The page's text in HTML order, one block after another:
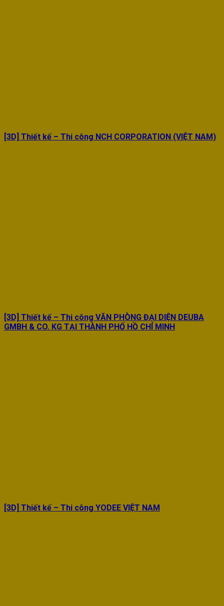
[3D] Thiết kế – Thi công NCH CORPORATION (VIỆT NAM)
[3D] Thiết kế – Thi công VĂN PHÒNG ĐẠI DIỆN DEUBA
GMBH & CO. KG TẠI THÀNH PHỐ HỒ CHÍ MINH
[3D] Thiết kế – Thi công YODEE VIỆT NAM